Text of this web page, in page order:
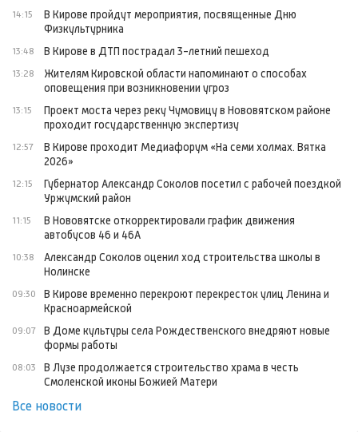
14:15
В Кирове пройдут мероприятия, посвященные Дню
Физкультурника
13:48 В Кирове в ДТП пострадал 3-летний пешеход
13:28
Жителям Кировской области напоминают о способах
оповещения при возникновении угроз
13:15
Проект моста через реку Чумовицу в Нововятском районе
проходит государственную экспертизу
12:57
В Кирове проходит Медиафорум «На семи холмах. Вятка
2026»
12:15
Губернатор Александр Соколов посетил с рабочей поездкой
Уржумский район
11:15
В Нововятске откорректировали график движения
автобусов 46 и 46А
10:38
Александр Соколов оценил ход строительства школы в
Нолинске
09:30
В Кирове временно перекроют перекресток улиц Ленина и
Красноармейской
09:07
В Доме культуры села Рождественского внедряют новые
формы работы
08:03
В Лузе продолжается строительство храма в честь
Смоленской иконы Божией Матери
Все новости